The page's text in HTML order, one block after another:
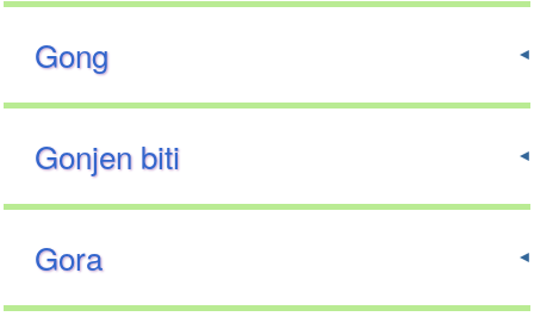
Gong
Gonjen biti
Gora